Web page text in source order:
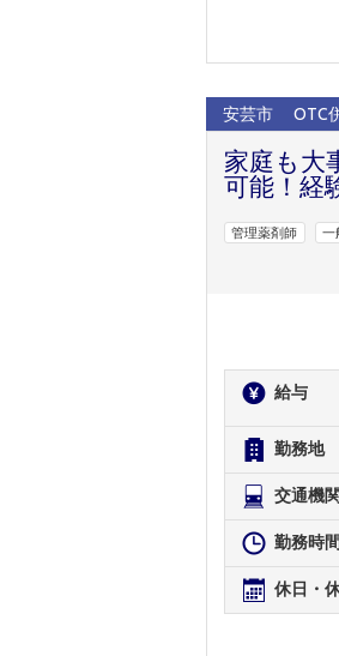
安芸市 OTC
家庭も大
可能！経
管理薬剤師 一
給与
勤務地
交通機関
勤務時間
休日・